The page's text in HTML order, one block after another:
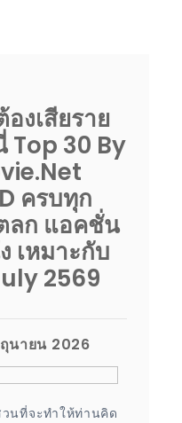
งเสียราย
Top 30 By
ครบทุก
ลก แอคชั่น
เหมาะกับ
2569
นที่จะทำให้ท่านคิด